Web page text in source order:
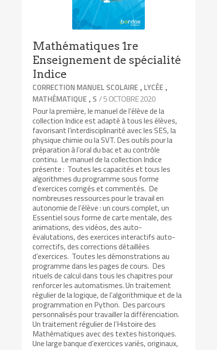
Mathématiques 1re
Enseignement de spécialité
Indice
CORRECTION MANUEL SCOLAIRE , LYCÉE ,
MATHÉMATIQUE , S / 5 OCTOBRE 2020
Pour la première, le manuel de l’élève de la
collection Indice est adapté à tous les élèves,
favorisant l’interdisciplinarité avec les SES, la
physique chimie ou la SVT. Des outils pour la
préparation à l’oral du bac et au contrôle
continu. Le manuel de la collection Indice
présente : Toutes les capacités et tous les
algorithmes du programme sous forme
d’exercices corrigés et commentés. De
nombreuses ressources pour le travail en
autonomie de l’élève : un cours complet, un
Essentiel sous forme de carte mentale, des
animations, des vidéos, des auto-
évalutations, des exercices interactifs auto-
correctifs, des corrections détaillées
d’exercices. Toutes les démonstrations au
programme dans les pages de cours. Des
rituels de calcul dans tous les chapitres pour
renforcer les automatismes. Un traitement
régulier de la logique, de l’algorithmique et de la
programmation en Python. Des parcours
personnalisés pour travailler la différenciation.
Un traitement régulier de l’Histoire des
Mathématiques avec des textes historiques.
Une large banque d’exercices variés, originaux,